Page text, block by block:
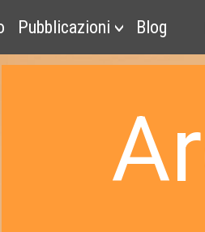
Pubblicazioni Blog